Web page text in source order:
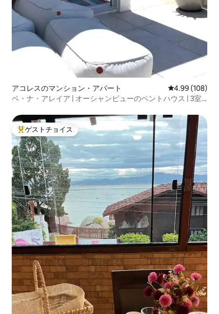
アコレスのマンション・アパート レビュー108
4.99 (108)
ペ・ナ・アレイア | オーシャンビューのペントハウス | 3室
大好評のゲストチョイスです。
ゲストチョイス